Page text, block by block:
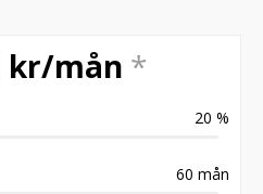
kr/mån *
20 %
60 mån